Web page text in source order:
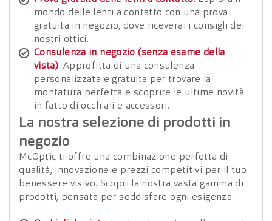
mondo delle lenti a contatto con una prova
gratuita in negozio, dove riceverai i consigli dei
nostri ottici.
Consulenza in negozio (senza esame della
vista): Approfitta di una consulenza
personalizzata e gratuita per trovare la
montatura perfetta e scoprire le ultime novità
in fatto di occhiali e accessori.
La nostra selezione di prodotti in
negozio
McOptic ti offre una combinazione perfetta di
qualità, innovazione e prezzi competitivi per il tuo
benessere visivo. Scopri la nostra vasta gamma di
prodotti, pensata per soddisfare ogni esigenza: